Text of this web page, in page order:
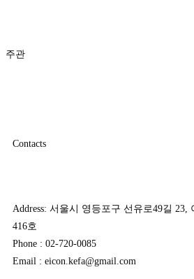
주관
Contacts
Address: 서울시 영등포구 선유로49길 23,
416호
Phone : 02-720-0085
Email : eicon.kefa@gmail.com